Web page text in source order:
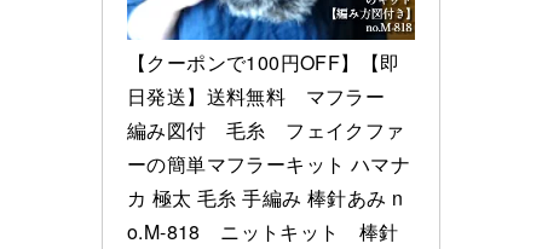
【クーポンで100円OFF】【即
日発送】送料無料　マフラー
編み図付　毛糸　フェイクファ
ーの簡単マフラーキット ハマナ
カ 極太 毛糸 手編み 棒針あみ n
o.M-818　ニットキット　棒針